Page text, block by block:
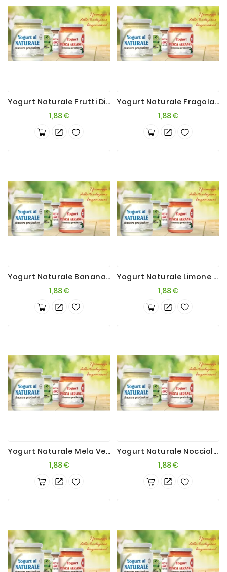
Yogurt Naturale Frutti Di Bosco 200g
1,88 €Prezzo
Yogurt Naturale Fragola 200g
1,88 €Prezzo
Yogurt Naturale Banana 200g
1,88 €Prezzo
Yogurt Naturale Limone 200g
1,88 €Prezzo
Yogurt Naturale Mela Verde 200g
1,88 €Prezzo
Yogurt Naturale Nocciola 200g
1,88 €Prezzo